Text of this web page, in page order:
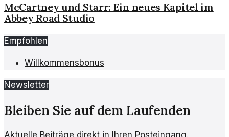
McCartney und Starr: Ein neues Kapitel im
Abbey Road Studio
Empfohlen
Willkommensbonus
Newsletter
Bleiben Sie auf dem Laufenden
Aktuelle Beiträge direkt in Ihren Posteingang.